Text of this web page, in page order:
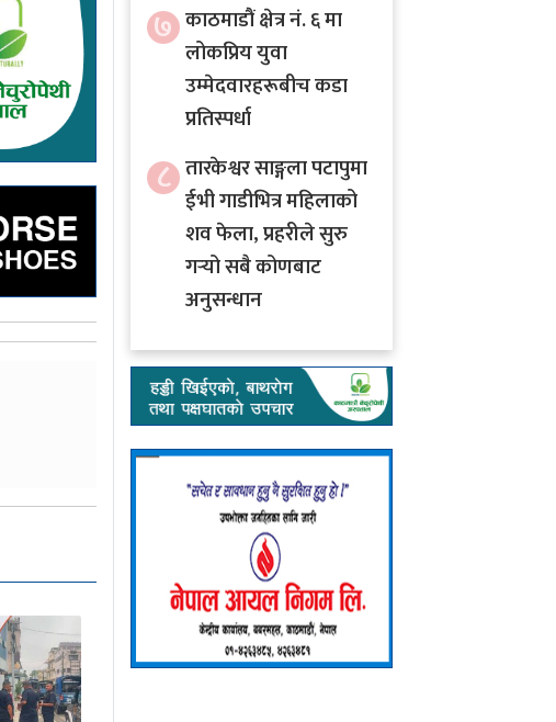
७ काठमाडौं क्षेत्र नं. ६ मा
लोकप्रिय युवा
उम्मेदवारहरूबीच कडा
प्रतिस्पर्धा
८ तारकेश्वर साङ्गला पटापुमा
ईभी गाडीभित्र महिलाको
शव फेला, प्रहरीले सुरु
गर्‍यो सबै कोणबाट
अनुसन्धान